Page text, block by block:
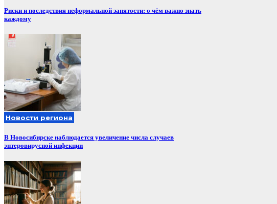
Риски и последствия неформальной занятости: о чём важно знать
каждому
Новости региона
В Новосибирске наблюдается увеличение числа случаев
энтеровирусной инфекции